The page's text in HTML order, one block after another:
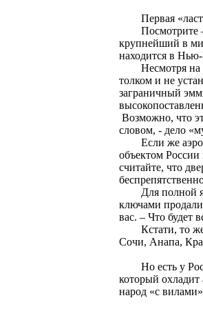
Первая
Посмотрите –
крупнейший в
находится в
Несмотря на
толком и не
заграничный
Возможно, что
словом, - дело
Если же
объектом России
считайте, что
Для полной
ключами
вас. – Что будет
Кстати, то же
Сочи, Анапа,
Но есть у
который
народ «с